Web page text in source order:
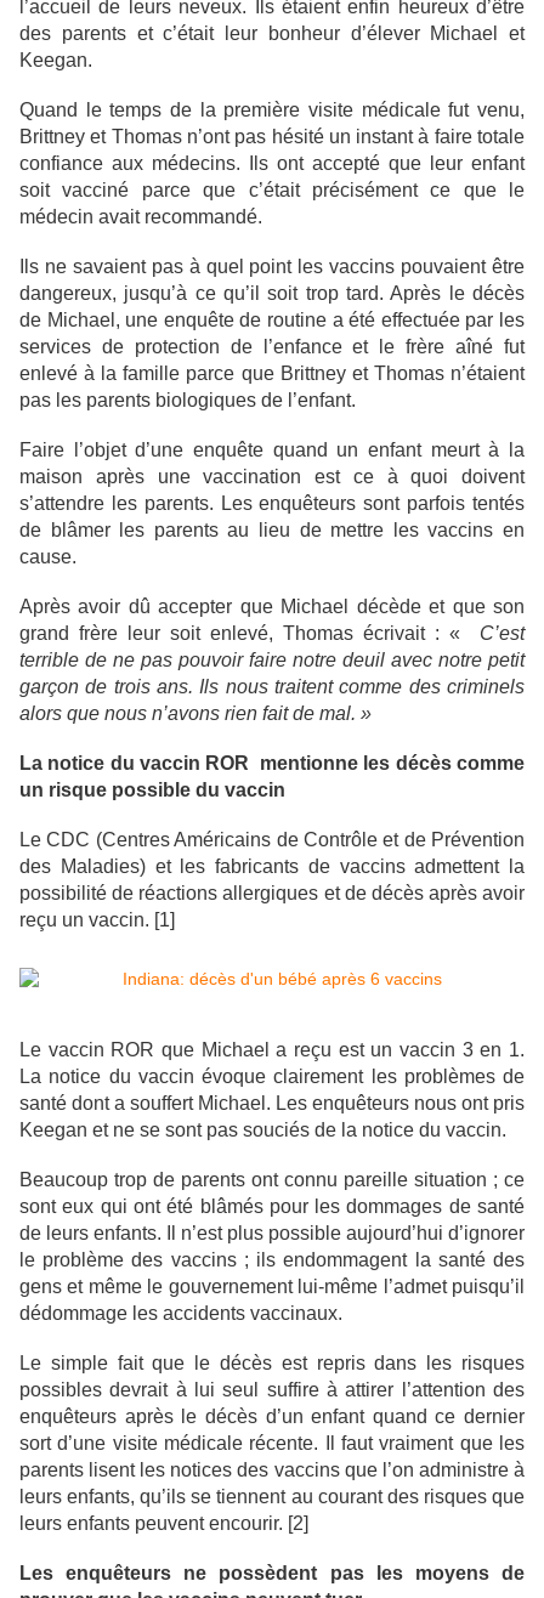
l’accueil de leurs neveux. Ils étaient enfin heureux d’être
des parents et c’était leur bonheur d’élever Michael et
Keegan.
Quand le temps de la première visite médicale fut venu,
Brittney et Thomas n’ont pas hésité un instant à faire totale
confiance aux médecins. Ils ont accepté que leur enfant
soit vacciné parce que c’était précisément ce que le
médecin avait recommandé.
Ils ne savaient pas à quel point les vaccins pouvaient être
dangereux, jusqu’à ce qu’il soit trop tard. Après le décès
de Michael, une enquête de routine a été effectuée par les
services de protection de l’enfance et le frère aîné fut
enlevé à la famille parce que Brittney et Thomas n’étaient
pas les parents biologiques de l’enfant.
Faire l’objet d’une enquête quand un enfant meurt à la
maison après une vaccination est ce à quoi doivent
s’attendre les parents. Les enquêteurs sont parfois tentés
de blâmer les parents au lieu de mettre les vaccins en
cause.
Après avoir dû accepter que Michael décède et que son
grand frère leur soit enlevé, Thomas écrivait : « C’est
terrible de ne pas pouvoir faire notre deuil avec notre petit
garçon de trois ans. Ils nous traitent comme des criminels
alors que nous n’avons rien fait de mal. »
La notice du vaccin ROR mentionne les décès comme
un risque possible du vaccin
Le CDC (Centres Américains de Contrôle et de Prévention
des Maladies) et les fabricants de vaccins admettent la
possibilité de réactions allergiques et de décès après avoir
reçu un vaccin. [1]
Le vaccin ROR que Michael a reçu est un vaccin 3 en 1.
La notice du vaccin évoque clairement les problèmes de
santé dont a souffert Michael. Les enquêteurs nous ont pris
Keegan et ne se sont pas souciés de la notice du vaccin.
Beaucoup trop de parents ont connu pareille situation ; ce
sont eux qui ont été blâmés pour les dommages de santé
de leurs enfants. Il n’est plus possible aujourd’hui d’ignorer
le problème des vaccins ; ils endommagent la santé des
gens et même le gouvernement lui-même l’admet puisqu’il
dédommage les accidents vaccinaux.
Le simple fait que le décès est repris dans les risques
possibles devrait à lui seul suffire à attirer l’attention des
enquêteurs après le décès d’un enfant quand ce dernier
sort d’une visite médicale récente. Il faut vraiment que les
parents lisent les notices des vaccins que l’on administre à
leurs enfants, qu’ils se tiennent au courant des risques que
leurs enfants peuvent encourir. [2]
Les enquêteurs ne possèdent pas les moyens de